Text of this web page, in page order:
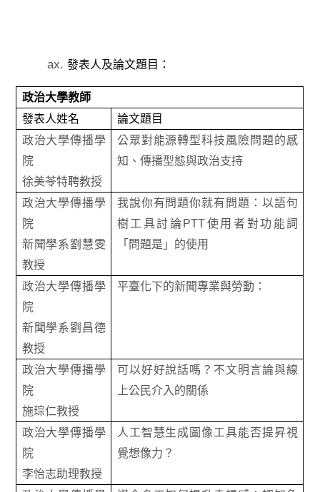
發表人及論文題目：
政治大學教師
發表人姓名
論文題目
政治大學傳播學
院
徐美苓特聘教授
公眾對能源轉型科技風險問題的感
知、傳播型態與政治支持
政治大學傳播學
院
新聞學系劉慧雯
教授
我說你有問題你就有問題：以語句
樹工具討論PTT使用者對功能詞
「問題是」的使用
政治大學傳播學
院
新聞學系劉昌德
教授
平臺化下的新聞專業與勞動：
政治大學傳播學
院
施琮仁教授
可以好好說話嗎？不文明言論與線
上公民介入的關係
政治大學傳播學
院
李怡志助理教授
人工智慧生成圖像工具能否提昇視
覺想像力？